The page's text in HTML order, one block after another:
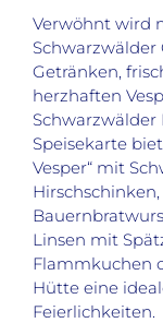
Verwöhnt wird
Schwarzwälder
Getränken,
herzhaften
Speisekarte
Vesper“ mit
Linsen mit
Flammkuchen
Hütte eine
Feierlichkeiten.